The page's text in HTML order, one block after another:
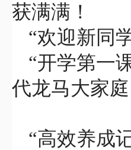
获满满！
“欢迎新同
“开学第一
代龙马大家
“高效养成